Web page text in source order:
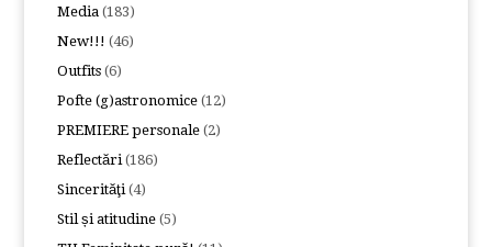
Media (183)
New!!! (46)
Outfits (6)
Pofte (g)astronomice (12)
PREMIERE personale (2)
Reflectări(186)
Sincerităţi(4)
Stil și atitudine (5)